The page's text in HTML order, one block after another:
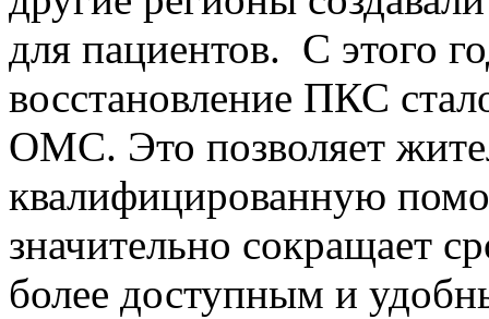
для пациентов. С этого
восстановление ПКС
ОМС. Это позволяет
квалифицированную
значительно сокращает
более доступным и